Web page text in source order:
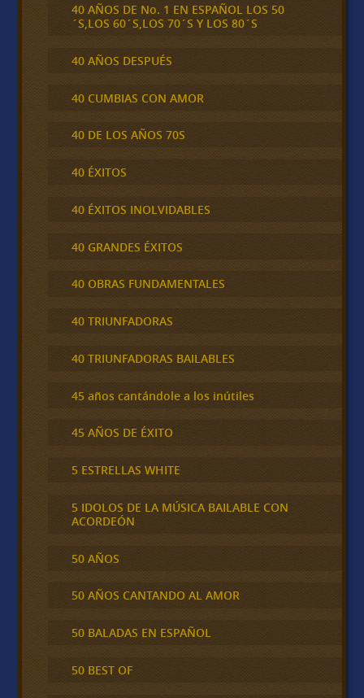
40 AÑOS DE No. 1 EN ESPAÑOL LOS 50
´S,LOS 60´S,LOS 70´S Y LOS 80´S
40 AÑOS DESPUÉS
40 CUMBIAS CON AMOR
40 DE LOS AÑOS 70S
40 ÉXITOS
40 ÉXITOS INOLVIDABLES
40 GRANDES ÉXITOS
40 OBRAS FUNDAMENTALES
40 TRIUNFADORAS
40 TRIUNFADORAS BAILABLES
45 años cantándole a los inútiles
45 AÑOS DE ÉXITO
5 ESTRELLAS WHITE
5 IDOLOS DE LA MÚSICA BAILABLE CON
ACORDEÓN
50 AÑOS
50 AÑOS CANTANDO AL AMOR
50 BALADAS EN ESPAÑOL
50 BEST OF